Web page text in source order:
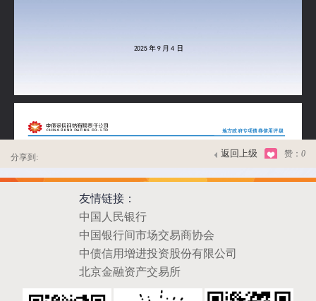
分享到: 返回上级 赞： 0
友情链接：
中国人民银行
中国银行间市场交易商协会
中债信用增进投资股份有限公司
北京金融资产交易所